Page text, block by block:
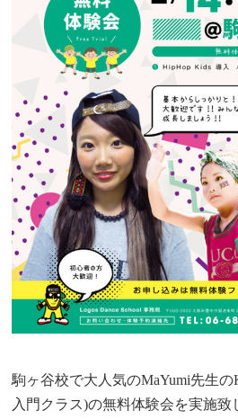
駒ヶ谷校で大人気のMaYumi先生
入門クラス)の無料体験会を実施致